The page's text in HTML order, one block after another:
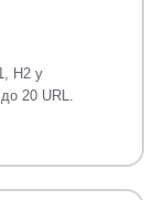
H2 у
20 URL.